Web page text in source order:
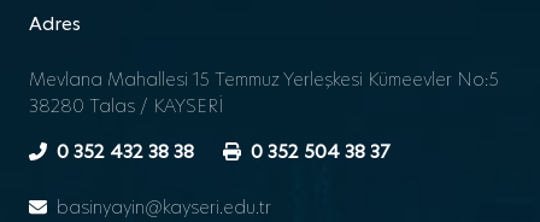
Adres
Mevlana Mahallesi 15 Temmuz Yerleşkesi Kümeevler No:5
38280 Talas / KAYSERİ
0 352 432 38 38
0 352 504 38 37
basinyayin@kayseri.edu.tr